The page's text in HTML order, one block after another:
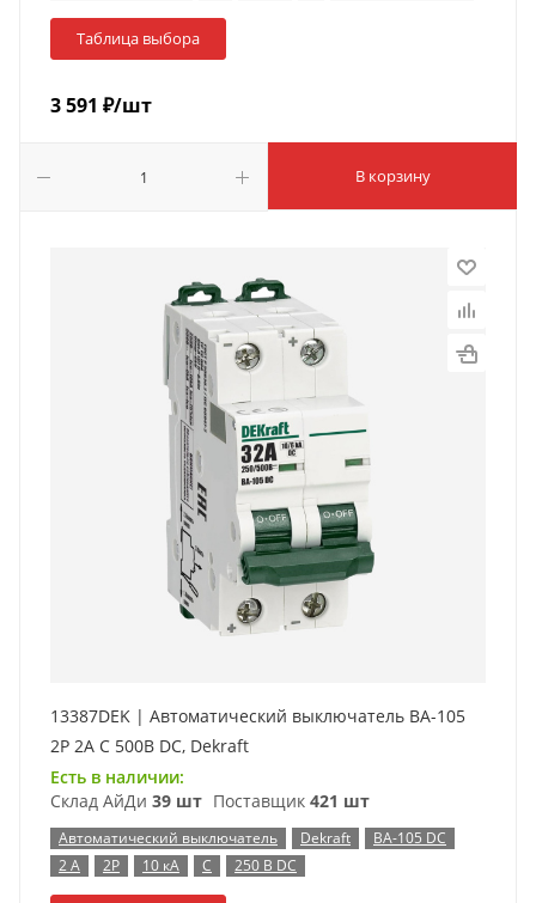
Таблица выбора
3 591 ₽/шт
В корзину
13387DEK | Автоматический выключатель ВА-105
2P 2А C 500В DC, Dekraft
Есть в наличии:
Склад АйДи 39 шт Поставщик 421 шт
Автоматический выключатель Dekraft
ВА-105 DC
2 А
2P 10 кА C 250 В DC